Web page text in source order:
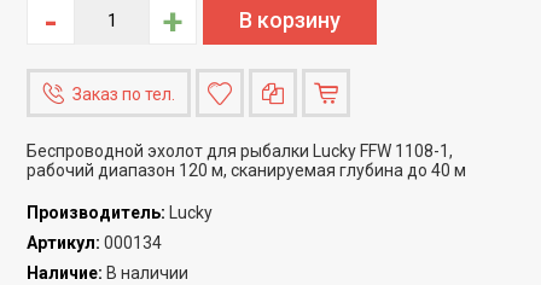
- +
Заказ по тел.
Беспроводной эхолот для рыбалки Lucky FFW 1108-1,
рабочий диапазон 120 м, сканируемая глубина до 40 м
Производитель:
Lucky
Артикул: 000134
Наличие: В наличии